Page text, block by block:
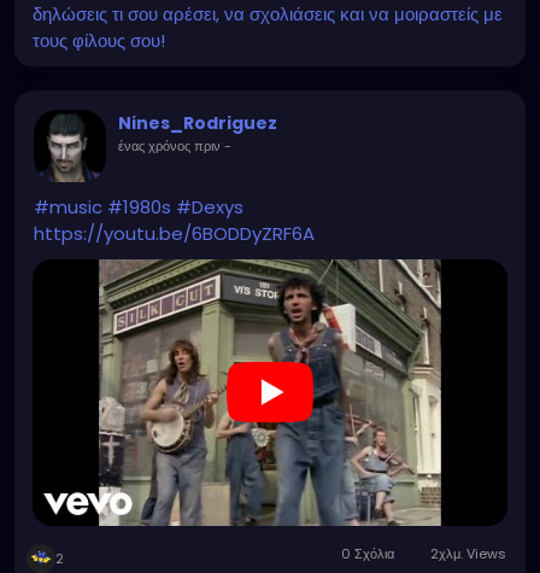
δηλώσεις τι σου αρέσει, να σχολιάσεις και να μοιραστείς με
τους φίλους σου!
Nines_Rodriguez
ένας χρόνος πριν -
#music #1980s #Dexys
https://youtu.be/6BODDyZRF6A
2 0 Σχόλια 2χλμ. Views